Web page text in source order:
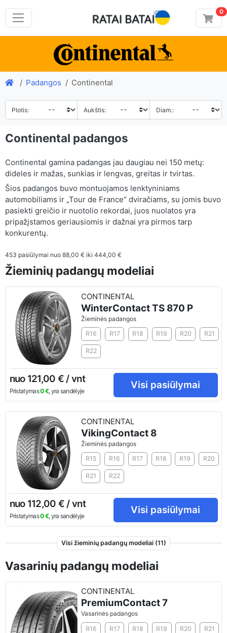
0
Padangos Continental
Plotis: Aukštis: Diam.:
Continental padangos
Continental gamina padangas jau daugiau nei 150 metų:
dideles ir mažas, sunkias ir lengvas, greitas ir tvirtas.
Šios padangos buvo montuojamos lenktyniniams
automobiliams ir „Tour de France“ dviračiams, su jomis buvo
pasiekti greičio ir nuotolio rekordai, juos nuolatos yra
pripažįstamos geriausiomis ir dažnai yra pirmos tarp
konkurentų.
453 pasiūlymai nuo 88,00 € iki 444,00 €
Žieminių padangų modeliai
CONTINENTAL
WinterContact TS 870 P
Žieminės padangos
R16
R17 R18 R19 R20 R21
R22
nuo 121,00 € / vnt
Pristatymas0 €, yra sandėlyje
Visi pasiūlymai
CONTINENTAL
VikingContact 8
Žieminės padangos
R15
R16 R17 R18 R19 R20
R21 R22
nuo 112,00 € / vnt
Pristatymas0 €, yra sandėlyje
Visi pasiūlymai
Visi žieminių padangų modeliai (11)
Vasarinių padangų modeliai
CONTINENTAL
PremiumContact 7
Vasarinės padangos
R16
R17 R18 R19 R20 R21